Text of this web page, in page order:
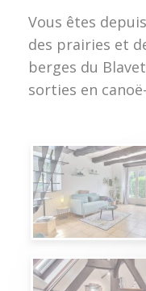
Vous êtes
des prairies et
berges du
sorties en